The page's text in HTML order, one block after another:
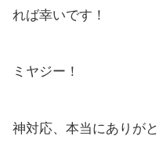
れば幸いです！
ミヤジー！
神対応、本当にありが